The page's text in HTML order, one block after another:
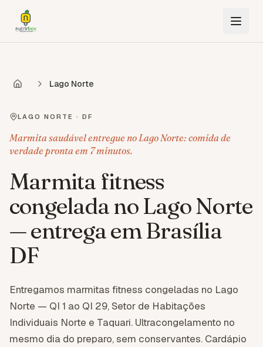
Lago Norte
LAGO NORTE · DF
Marmita saudável entregue no Lago Norte: comida de
verdade pronta em 7 minutos.
Marmita fitness
congelada no Lago Norte
— entrega em Brasília
DF
Entregamos marmitas fitness congeladas no Lago
Norte — QI 1 ao QI 29, Setor de Habitações
Individuais Norte e Taquari. Ultracongelamento no
mesmo dia do preparo, sem conservantes. Cardápio